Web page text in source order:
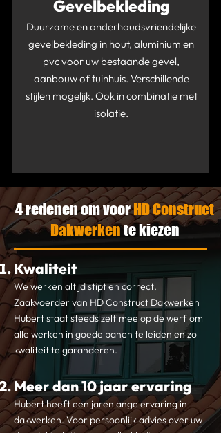
Gevelbekleding
Duurzame en onderhoudsvriendelijke
gevelbekleding in hout, aluminium en
pvc voor uw bestaande gevel,
aanbouw of tuinhuis. Verschillende
stijlen mogelijk. Ook in combinatie met
isolatie.
4 redenen om voorHD Construct
Dakwerkente kiezen
Kwaliteit
We werken altijd stipt en correct.
Zaakvoerder van HD Construct Dakwerken
Hubert staat steeds zelf mee op de werf om
alle werken in goede banen te leiden en zo
kwaliteit te garanderen.
Meer dan 10 jaar ervaring
Hubert heeft een jarenlange ervaring in
dakwerken. Voor persoonlijk advies over uw